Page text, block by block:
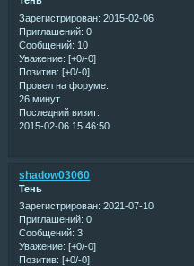
Зарегистрирован: 2015-02-06
Приглашений: 0
Сообщений: 10
Уважение: [+0/-0]
Позитив: [+0/-0]
Провел на форуме:
26 минут
Последний визит:
2015-02-06 15:46:50
shadow03060
Тень
Зарегистрирован: 2021-07-10
Приглашений: 0
Сообщений: 3
Уважение: [+0/-0]
Позитив: [+0/-0]